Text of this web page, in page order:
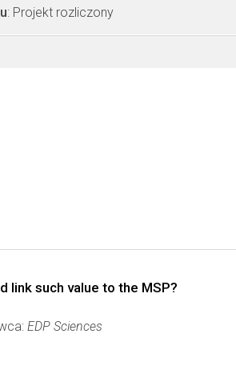
: Projekt rozliczony
such value to the MSP?
EDP Sciences